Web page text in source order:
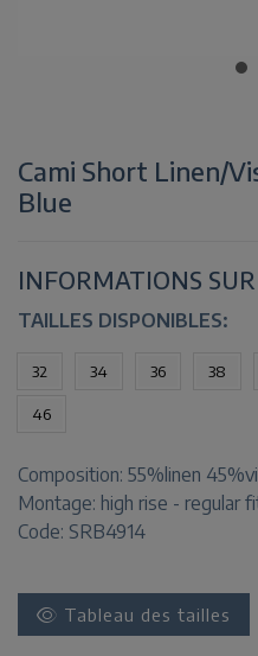
Cami Short Linen/
Blue
INFORMATIONS
TAILLES DISPONIBLES:
32 34 36 38
46
Composition: 55%linen
Montage: high rise - regular
Code: SRB4914
Tableau des tailles